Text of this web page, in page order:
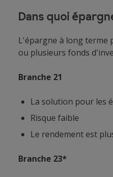
Dans quoi
L'épargne à long terme
ou plusieurs fonds
Branche 21
La solution pour les
Risque faible
Le rendement est
Branche 23*